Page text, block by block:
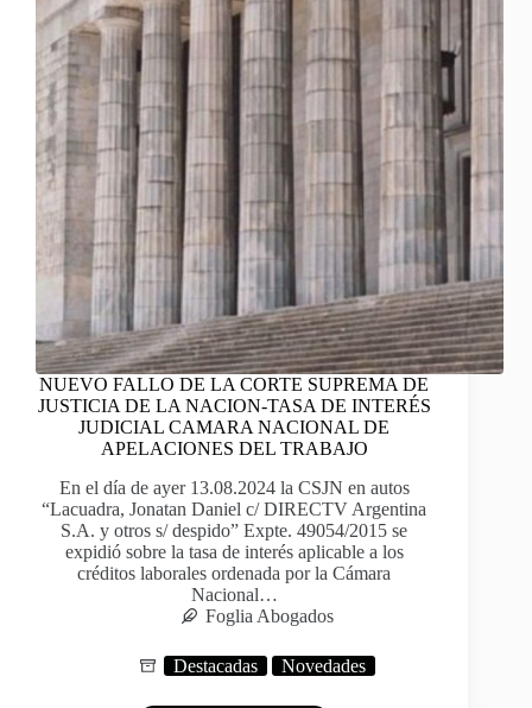
NUEVO FALLO DE LA CORTE SUPREMA DE
JUSTICIA DE LA NACION-TASA DE INTERÉS
JUDICIAL CAMARA NACIONAL DE
APELACIONES DEL TRABAJO
En el día de ayer 13.08.2024 la CSJN en autos
“Lacuadra, Jonatan Daniel c/ DIRECTV Argentina
S.A. y otros s/ despido” Expte. 49054/2015 se
expidió sobre la tasa de interés aplicable a los
créditos laborales ordenada por la Cámara
Nacional…
Foglia Abogados
Destacadas Novedades